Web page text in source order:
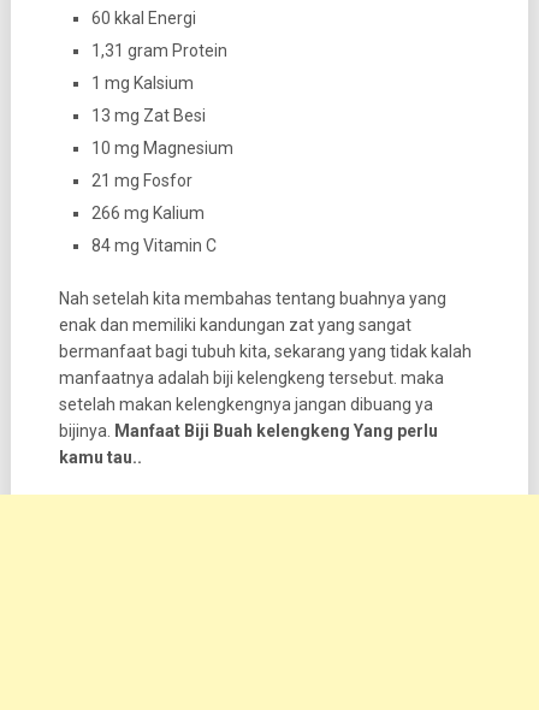
60 kkal Energi
1,31 gram Protein
1 mg Kalsium
13 mg Zat Besi
10 mg Magnesium
21 mg Fosfor
266 mg Kalium
84 mg Vitamin C
Nah setelah kita membahas tentang buahnya yang
enak dan memiliki kandungan zat yang sangat
bermanfaat bagi tubuh kita, sekarang yang tidak kalah
manfaatnya adalah biji kelengkeng tersebut. maka
setelah makan kelengkengnya jangan dibuang ya
bijinya.
Manfaat Biji Buah kelengkeng Yang perlu
kamu tau..